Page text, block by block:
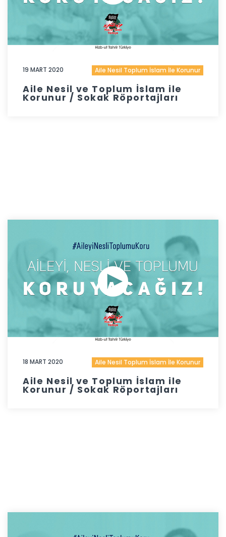
19 MART 2020 Aile Nesil Toplum İslam İle Korunur
Aile Nesil ve Toplum İslam ile
Korunur / Sokak Röportajları
18 MART 2020 Aile Nesil Toplum İslam İle Korunur
Aile Nesil ve Toplum İslam ile
Korunur / Sokak Röportajları